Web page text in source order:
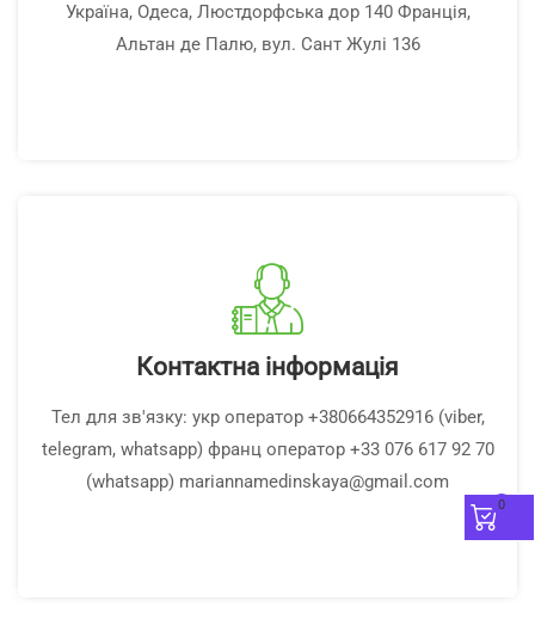
Україна, Одеса, Люстдорфська дор 140 Франція,
Альтан де Палю, вул. Сант Жулі 136
Контактна інформація
Тел для зв'язку: укр оператор +380664352916 (viber,
telegram, whatsapp) франц оператор +33 076 617 92 70
(whatsapp) mariannamedinskaya@gmail.com
0